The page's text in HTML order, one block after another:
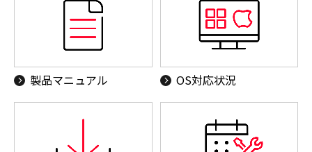
製品マニュアル OS対応状況